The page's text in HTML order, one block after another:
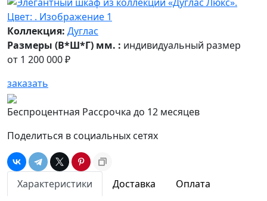
Коллекция: Дуглас
Размеры (В*Ш*Г) мм. : индивидуальный размер
от 1 200 000 ₽
заказать
Беспроцентная Рассрочка до 12 месяцев
Поделиться в социальных сетях
Характеристики Доставка
Оплата